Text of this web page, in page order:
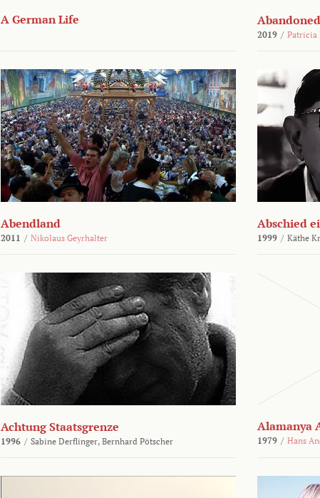
A German Life Abandoned
2019 / Patricia
Abendland
2011 / Nikolaus Geyrhalter
Abschied
1999 / Käthe
Achtung Staatsgrenze
1996 / Sabine Derflinger, Bernhard Pötscher
Alamanya
1979 / Hans